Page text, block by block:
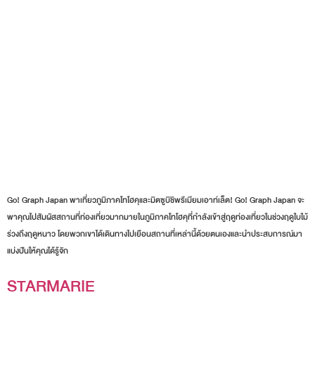
Go! Graph Japan พาเที่ยวภูมิภาคโทโฮคุและมิตซูบิชิพรีเมียมเอาท์เล็ต! Go! Graph Japan จะ
พาคุณไปสัมผัสสถานที่ท่องเที่ยวมากมายในภูมิภาคโทโฮคุที่กำลังเข้าสู่ฤดูท่องเที่ยวในช่วงฤดูใบไม้
ร่วงถึงฤดูหนาว โดยพวกเขาได้เดินทางไปเยือนสถานที่เหล่านี้ด้วยตนเองและนำประสบการณ์มา
แบ่งปันให้คุณได้รู้จัก